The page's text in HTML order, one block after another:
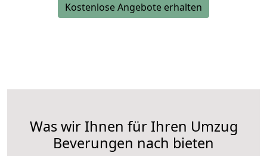
Kostenlose Angebote erhalten
Was wir Ihnen für Ihren Umzug
Beverungen nach bieten